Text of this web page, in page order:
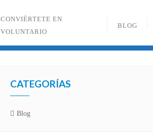
CONVIÉRTETE EN
VOLUNTARIO
BLOG
CATEGORÍAS
Blog